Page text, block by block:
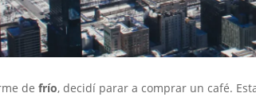
defrío, decidí parar a comprar un café.